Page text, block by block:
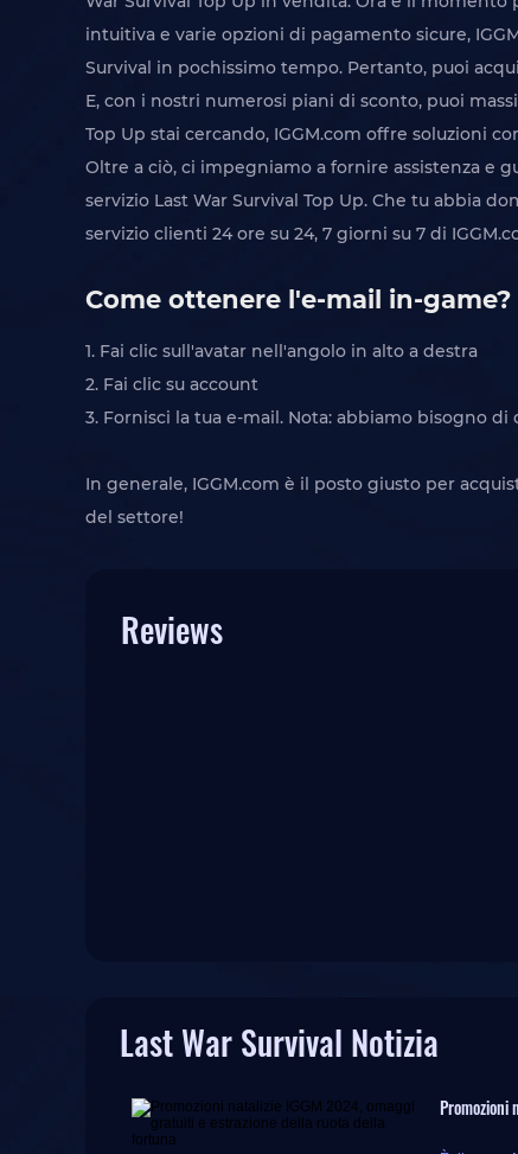
intuitiva e varie opzioni di pagamento sicure,
Survival in pochissimo tempo. Pertanto, puoi
E, con i nostri numerosi piani di sconto, puoi
Top Up stai cercando, IGGM.com offre soluzioni
Oltre a ciò, ci impegniamo a fornire assistenza e
servizio Last War Survival Top Up. Che tu abbia
servizio clienti 24 ore su 24, 7 giorni su 7 di
Come ottenere l'e-mail in-game?
1. Fai clic sull'avatar nell'angolo in alto a destra
2. Fai clic su account
3. Fornisci la tua e-mail. Nota: abbiamo bisogno
In generale, IGGM.com è il posto giusto per
del settore!
Reviews
Last War Survival Notizia
Promozioni